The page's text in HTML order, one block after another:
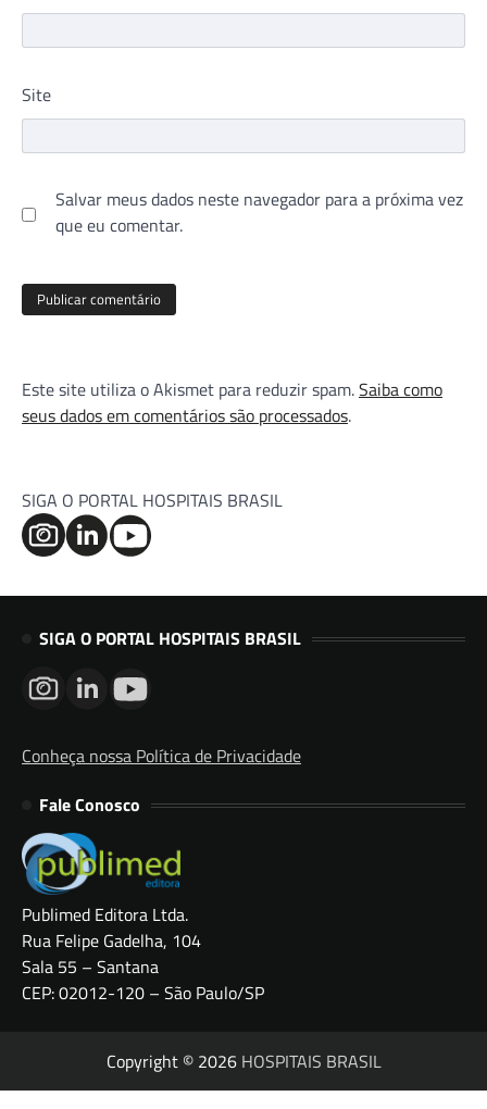
Site
Salvar meus dados neste navegador para a próxima vez
que eu comentar.
Este site utiliza o Akismet para reduzir spam.Saiba como
seus dados em comentários são processados.
SIGA O PORTAL HOSPITAIS BRASIL
SIGA O PORTAL HOSPITAIS BRASIL
Conheça nossa Política de Privacidade
Fale Conosco
Publimed Editora Ltda.
Rua Felipe Gadelha, 104
Sala 55 – Santana
CEP: 02012-120 – São Paulo/SP
Copyright © 2026 HOSPITAIS BRASIL